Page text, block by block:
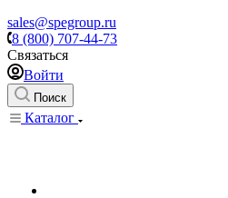
sales@spegroup.ru
8 (800) 707-44-73
Связаться
Войти
Поиск
Каталог